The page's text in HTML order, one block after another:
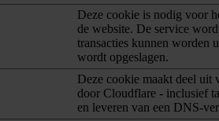
Deze cookie is nodig voor
de website. De service
transacties kunnen worden
wordt opgeslagen.
Deze cookie maakt deel uit
door Cloudflare - inclusief
en leveren van een DNS-